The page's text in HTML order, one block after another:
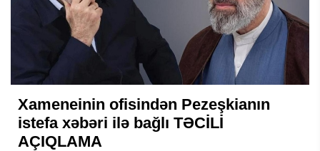
Xameneinin ofisindən Pezeşkianın
istefa xəbəri ilə bağlı TƏCİLİ
AÇIQLAMA